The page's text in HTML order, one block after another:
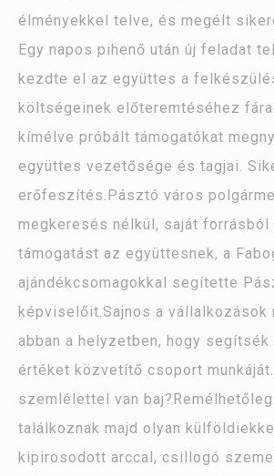
élményekkel telve, és megélt
Egy napos pihenő után új feladat
kezdte el az együttes a
költségeinek előteremtéséhez
kímélve próbált támogatókat
együttes vezetősége és tagjai.
erőfeszítés.Pásztó város
megkeresés nélkül, saját forrásból
támogatást az együttesnek, a
ajándékcsomagokkal segítette
képviselőit.Sajnos a vállalkozások
abban a helyzetben, hogy
értéket közvetítő csoport munkáját.
szemlélettel van
találkoznak majd olyan
kipirosodott arccal, csillogó